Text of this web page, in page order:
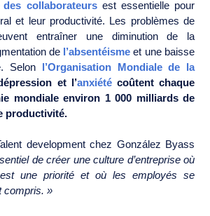
collaborateursest essentielle pour
et leur productivité. Les problèmes de
entraîner une diminution de la
de l’absentéisme et une baisse
Selon l’Organisation Mondiale de la
et l’anxiétécoûtent chaque
mondiale environ 1 000 milliards de
productivité.
development chez González Byass
de créer une culture d’entreprise où
une priorité et où les employés se
compris. »